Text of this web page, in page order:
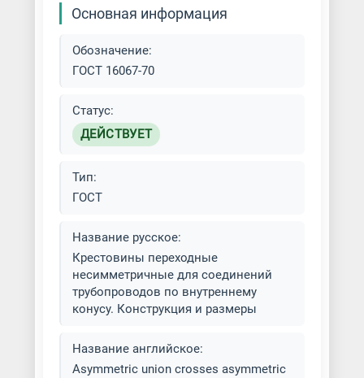
Основная информация
Обозначение:
ГОСТ 16067-70
Статус:
ДЕЙСТВУЕТ
Тип:
ГОСТ
Название русское:
Крестовины переходные
несимметричные для соединений
трубопроводов по внутреннему
конусу. Конструкция и размеры
Название английское:
Asymmetric union crosses asymmetric